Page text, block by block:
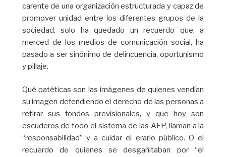
carente de una organización estructurada y capaz de
promover unidad entre los diferentes grupos de la
sociedad, solo ha quedado un recuerdo que, a
merced de los medios de comunicación social, ha
pasado a ser sinónimo de delincuencia, oportunismo
y pillaje.
Qué patéticas son las imágenes de quienes vendían
su imagen defendiendo el derecho de las personas a
retirar sus fondos previsionales, y que hoy son
escuderos de todo el sistema de las AFP, llaman a la
“responsabilidad” y a cuidar el erario público. O el
recuerdo de quienes se desgañitaban por “el